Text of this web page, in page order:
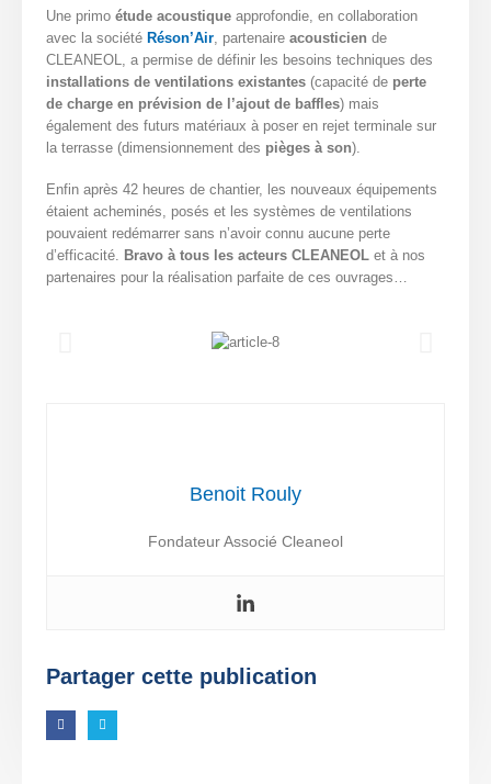
Une primoétude acoustique approfondie, en collaboration
avec la sociétéRéson’Air , partenaireacousticien de
CLEANEOL, a permise de définir les besoins techniques des
installations de ventilations existantes (capacité de perte
de charge en prévision de l’ajout de baffles) mais
également des futurs matériaux à poser en rejet terminale sur
la terrasse (dimensionnement des pièges à son).
Enfin après 42 heures de chantier, les nouveaux équipements
étaient acheminés, posés et les systèmes de ventilations
pouvaient redémarrer sans n’avoir connu aucune perte
d’efficacité. Bravo à tous les acteurs CLEANEOL et à nos
partenaires pour la réalisation parfaite de ces ouvrages…
Benoit Rouly
Fondateur Associé Cleaneol
Partager cette publication